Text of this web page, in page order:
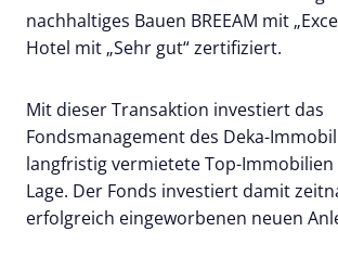
nachhaltiges Bauen BREEAM mit
Hotel mit „Sehr gut“ zertifiziert.
Mit dieser Transaktion investiert das
Fondsmanagement des Deka-
langfristig vermietete Top-
Lage. Der Fonds investiert damit
erfolgreich eingeworbenen neuen